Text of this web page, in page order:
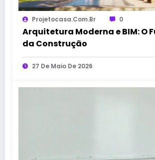
Projetocasa.com.br 0
Arquitetura Moderna e BIM: O
da Construção
27 De Maio De 2026